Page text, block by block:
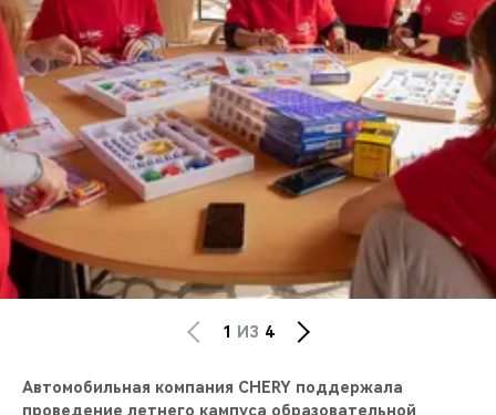
CHERY И СПОРТ
НАШИ МЕРОПРИЯТИЯ
ВИДЕООБЗОРЫ
CHERY ДЛЯ ДЕТЕЙ
1 ИЗ 4
Автомобильная компания CHERY поддержала
проведение летнего кампуса образовательной